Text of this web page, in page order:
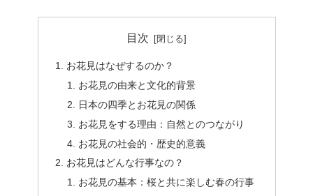
目次
お花見はなぜするのか？
お花見の由来と文化的背景
日本の四季とお花見の関係
お花見をする理由：自然とのつながり
お花見の社会的・歴史的意義
お花見はどんな行事なの？
お花見の基本：桜と共に楽しむ春の行事